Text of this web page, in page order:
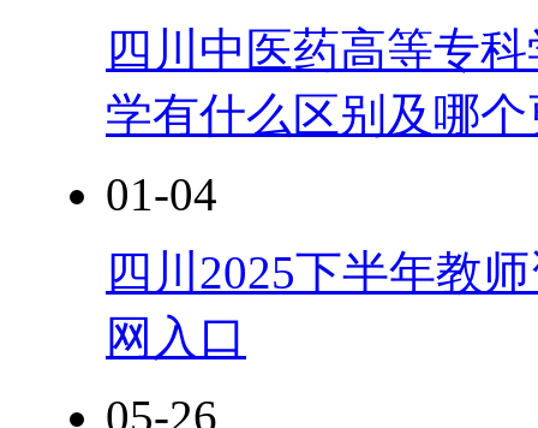
四川中医药高等专
学有什么区别及哪
01-04
四川2025下半年教
网入口
05-26